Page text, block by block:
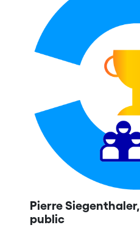
Pierre
public